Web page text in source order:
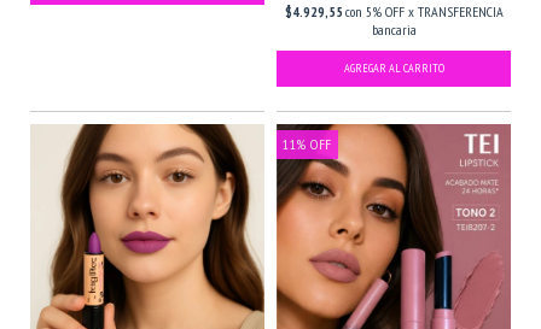
$4.929,55 con 5% OFF x TRANSFERENCIA
bancaria
11 % OFF